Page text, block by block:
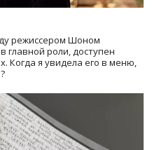
режиссером Шоном
роли, доступен
Когда я увидела его в меню,